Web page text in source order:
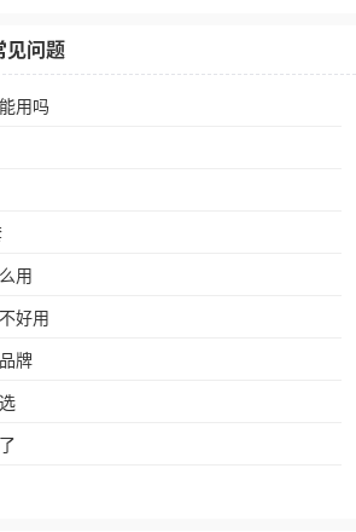
见问题
用吗
用
好用
牌